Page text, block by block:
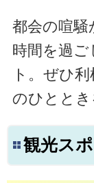
都会の喧
時間を過
ト。ぜひ
のひととき
観光ス